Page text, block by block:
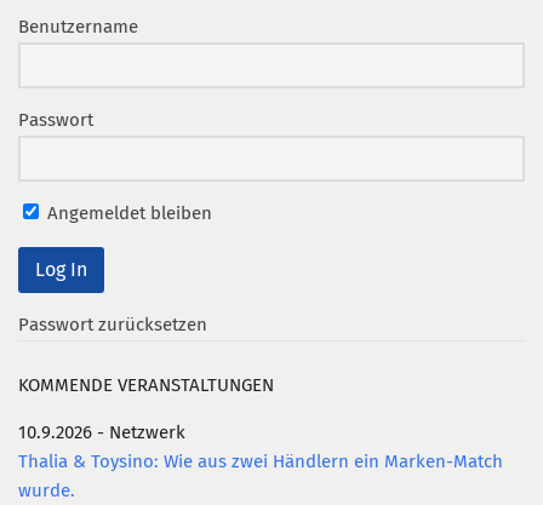
Arbeitsgruppen
Mentoring
Partnerschaften
Bundesverband Marketing Clubs
MARKETING PIONIERE
Newsletter
Clubmagazin
MCM Club TV
Benutzername
Passwort
Angemeldet bleiben
Passwort zurücksetzen
KOMMENDE VERANSTALTUNGEN
10.9.2026 - Netzwerk
Thalia & Toysino: Wie aus zwei Händlern ein Marken-Match
wurde.